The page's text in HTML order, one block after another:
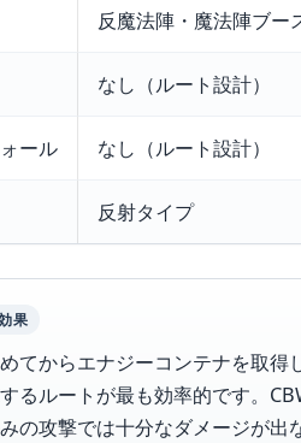
反魔法陣・魔法陣ブー
なし（ルート設計）
ール なし（ルート設計）
反射タイプ
果
てからエナジーコンテナを取得
るルートが最も効率的です。
の攻撃では十分なダメージが出